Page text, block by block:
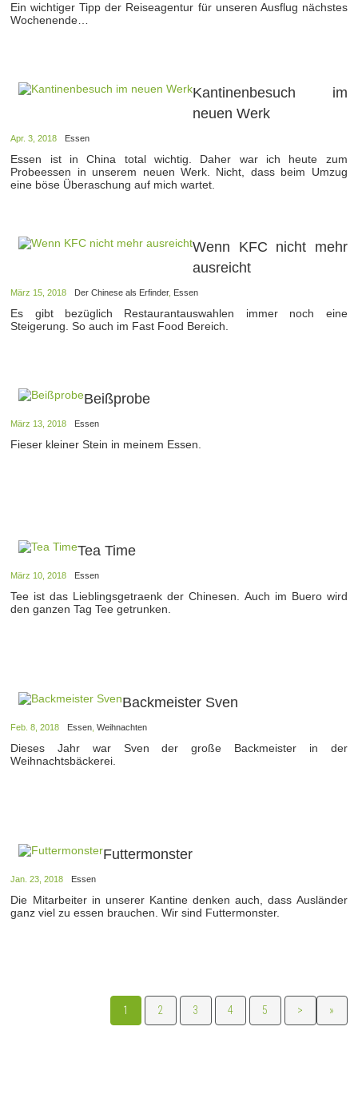
Ein wichtiger Tipp der Reiseagentur für unseren Ausflug nächstes
Wochenende…
Kantinenbesuch im
neuen Werk
Apr. 3, 2018 Essen
Essen ist in China total wichtig. Daher war ich heute zum
Probeessen in unserem neuen Werk. Nicht, dass beim Umzug
eine böse Überaschung auf mich wartet.
Wenn KFC nicht mehr
ausreicht
März 15, 2018 Der Chinese als Erfinder, Essen
Es gibt bezüglich Restaurantauswahlen immer noch eine
Steigerung. So auch im Fast Food Bereich.
Beißprobe
März 13, 2018 Essen
Fieser kleiner Stein in meinem Essen.
Tea Time
März 10, 2018 Essen
Tee ist das Lieblingsgetraenk der Chinesen. Auch im Buero wird
den ganzen Tag Tee getrunken.
Backmeister Sven
Feb. 8, 2018 Essen ,Weihnachten
Dieses Jahr war Sven der große Backmeister in der
Weihnachtsbäckerei.
Futtermonster
Jan. 23, 2018 Essen
Die Mitarbeiter in unserer Kantine denken auch, dass Ausländer
ganz viel zu essen brauchen. Wir sind Futtermonster.
1 2 3 4 5 > »